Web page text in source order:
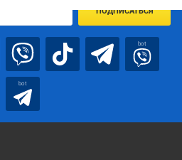
ПОДПИСАТЬСЯ
bot
bot